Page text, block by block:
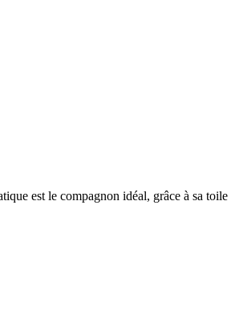
est le compagnon idéal, grâce à sa toile